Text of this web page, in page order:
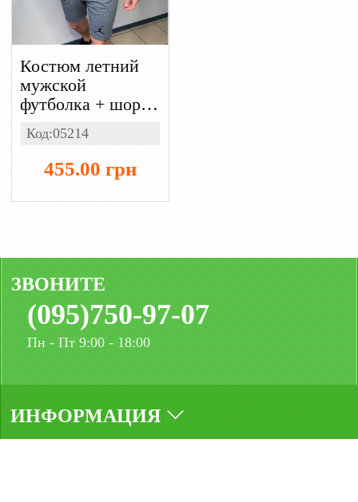
Костюм летний
мужской
футболка + шорты
двухнитка +
стрейч кулир
Код:05214
455.00 грн
ЗВОНИТЕ
(095)750-97-07
Пн - Пт 9:00 - 18:00
ИНФОРМАЦИЯ